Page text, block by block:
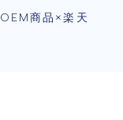
OEM商品×楽天